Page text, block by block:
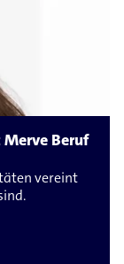
Beruf
vereint